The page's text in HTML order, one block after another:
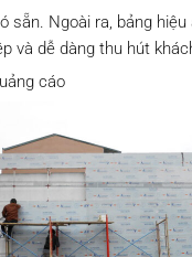
Ngoài ra, bảng
và dễ dàng thu hút
cáo